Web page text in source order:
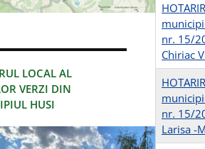
LOCAL AL
VERZI DIN
HUSI
nr. 15/
Chiriac
nr. 15/
Larisa -